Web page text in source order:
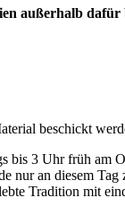
außerhalb
beschickt
bis 3 Uhr früh am
nur an diesem Tag
Tradition mit